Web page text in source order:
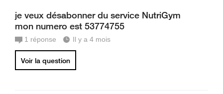
je veux désabonner du service NutriGym
mon numero est 53774755
1 réponse Il y a 4 mois
Voir la question